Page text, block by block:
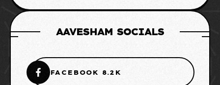
AAVESHAM SOCIALS
FACEBOOK 8.2K